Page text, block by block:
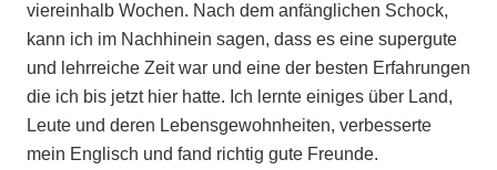
viereinhalb Wochen. Nach dem anfänglichen Schock,
kann ich im Nachhinein sagen, dass es eine supergute
und lehrreiche Zeit war und eine der besten Erfahrungen
die ich bis jetzt hier hatte. Ich lernte einiges über Land,
Leute und deren Lebensgewohnheiten, verbesserte
mein Englisch und fand richtig gute Freunde.